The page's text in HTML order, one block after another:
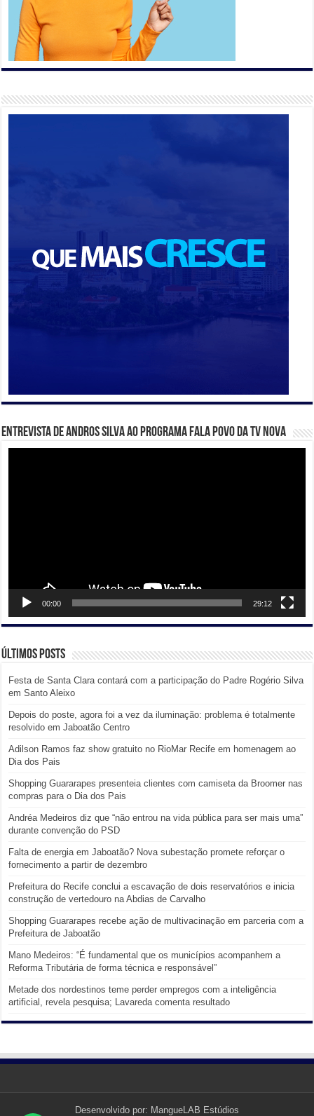
Entrevista de Andros Silva ao programa Fala Povo da TV Nova
00:00 29:12
Últimos posts
Festa de Santa Clara contará com a participação do Padre Rogério Silva
em Santo Aleixo
Depois do poste, agora foi a vez da iluminação: problema é totalmente
resolvido em Jaboatão Centro
Adilson Ramos faz show gratuito no RioMar Recife em homenagem ao
Dia dos Pais
Shopping Guararapes presenteia clientes com camiseta da Broomer nas
compras para o Dia dos Pais
Andréa Medeiros diz que “não entrou na vida pública para ser mais uma”
durante convenção do PSD
Falta de energia em Jaboatão? Nova subestação promete reforçar o
fornecimento a partir de dezembro
Prefeitura do Recife conclui a escavação de dois reservatórios e inicia
construção de vertedouro na Abdias de Carvalho
Shopping Guararapes recebe ação de multivacinação em parceria com a
Prefeitura de Jaboatão
Mano Medeiros: “É fundamental que os municípios acompanhem a
Reforma Tributária de forma técnica e responsável”
Metade dos nordestinos teme perder empregos com a inteligência
artificial, revela pesquisa; Lavareda comenta resultado
Desenvolvido por: MangueLAB Estúdios